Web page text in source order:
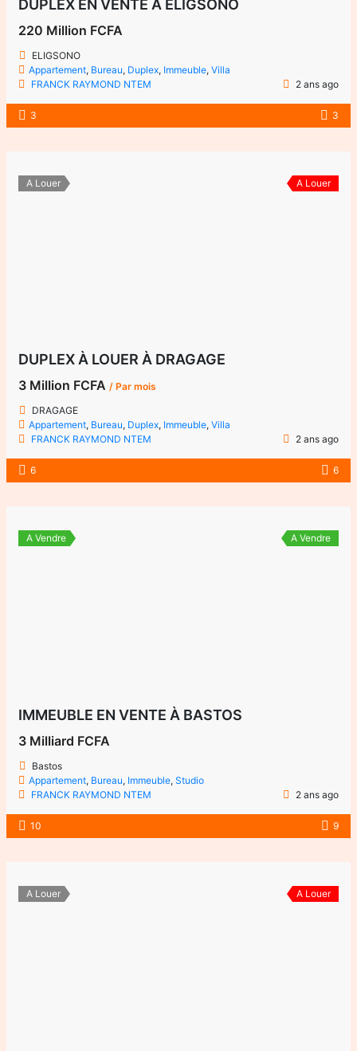
DUPLEX EN VENTE À ELIGSONO
220 Million FCFA
ELIGSONO
Appartement, Bureau, Duplex, Immeuble,Villa
FRANCK RAYMOND NTEM
2 ans ago
3 3
A Louer A Louer
DUPLEX À LOUER À DRAGAGE
3 Million FCFA/ Par mois
DRAGAGE
Appartement, Bureau, Duplex, Immeuble,Villa
FRANCK RAYMOND NTEM
2 ans ago
6 6
A Vendre A Vendre
IMMEUBLE EN VENTE À BASTOS
3 Milliard FCFA
Bastos
Appartement, Bureau, Immeuble,Studio
FRANCK RAYMOND NTEM
2 ans ago
10 9
A Louer A Louer